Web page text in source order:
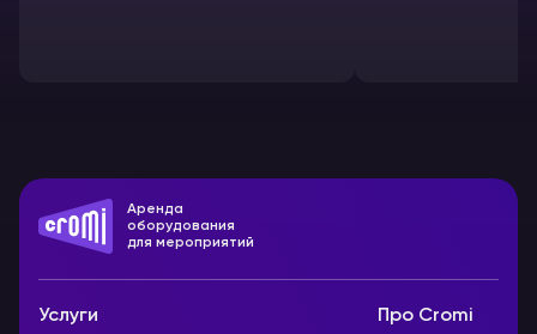
Аренда
оборудования
для мероприятий
Услуги Про Cromi